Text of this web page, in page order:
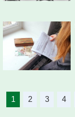
1 2 3 4